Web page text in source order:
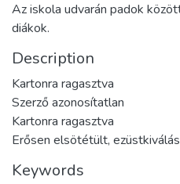
Az iskola udvarán padok
diákok.
Description
Kartonra ragasztva
Szerző azonosítatlan
Kartonra ragasztva
Erősen elsötétült,
Keywords